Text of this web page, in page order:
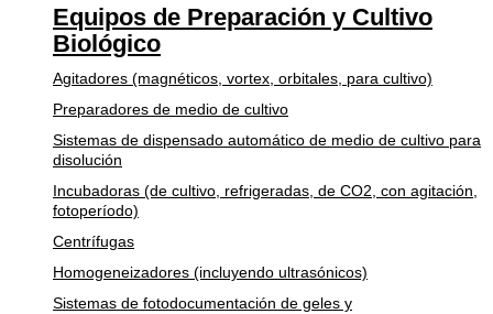
Equipos de Preparación y Cultivo
Biológico
Agitadores (magnéticos, vortex, orbitales, para cultivo)
Preparadores de medio de cultivo
Sistemas de dispensado automático de medio de cultivo para
disolución
Incubadoras (de cultivo, refrigeradas, de CO2, con agitación,
fotoperíodo)
Centrífugas
Homogeneizadores (incluyendo ultrasónicos)
Sistemas de fotodocumentación de geles y